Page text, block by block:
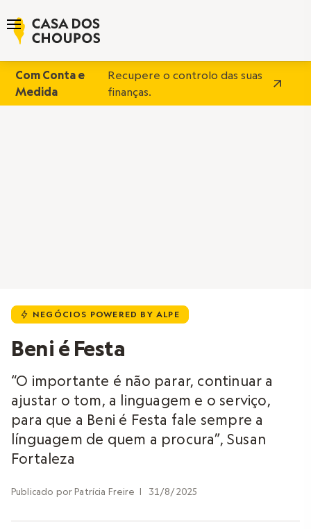
Com Conta e
Medida
Recupere o controlo das suas
finanças.
u NEGÓCIOS POWERED BY ALPE
Beni é Festa
“O importante é não parar, continuar a
ajustar o tom, a linguagem e o serviço,
para que a Beni é Festa fale sempre a
línguagem de quem a procura”, Susan
Fortaleza
Publicado por Patrícia Freire | 31/8/2025